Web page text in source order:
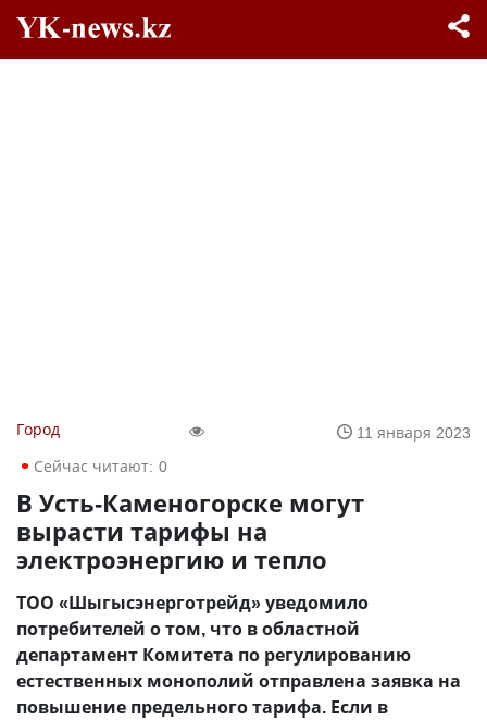
Город
11 января 2023
Сейчас читают: 0
В Усть-Каменогорске могут
вырасти тарифы на
электроэнергию и тепло
ТОО «Шыгысэнерготрейд» уведомило
потребителей о том, что в областной
департамент Комитета по регулированию
естественных монополий отправлена заявка на
повышение предельного тарифа. Если в